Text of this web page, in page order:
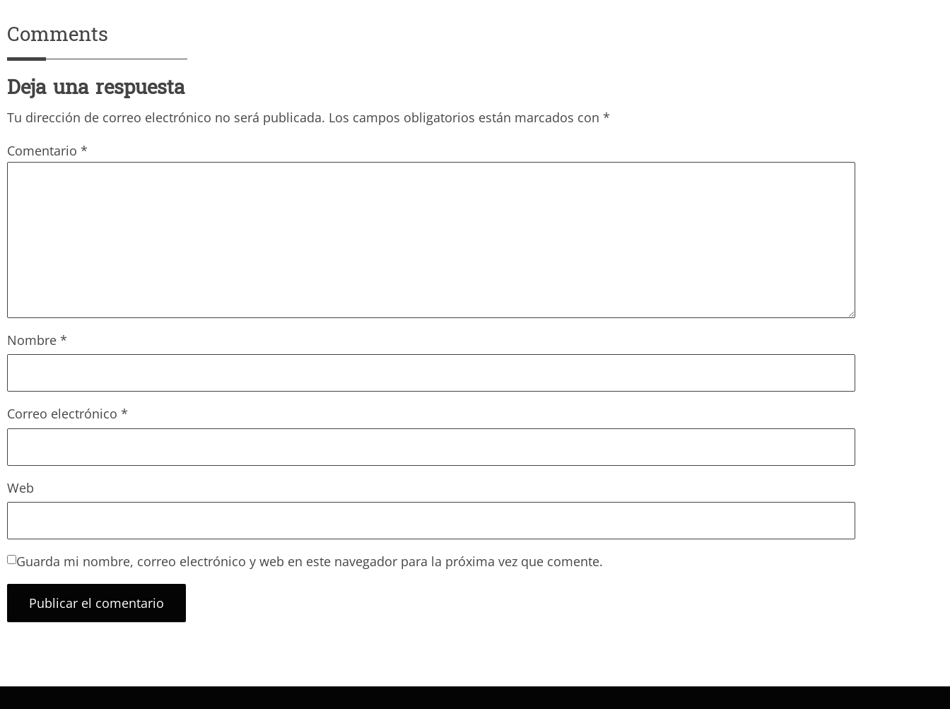
Comments
Deja una respuesta
Tu dirección de correo electrónico no será publicada. Los campos obligatorios están marcados con *
Comentario *
Nombre *
Correo electrónico *
Web
Guarda mi nombre, correo electrónico y web en este navegador para la próxima vez que comente.